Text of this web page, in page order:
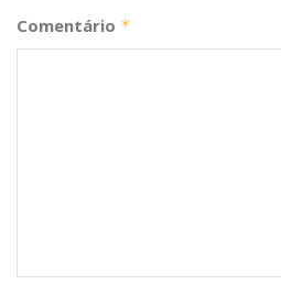
Comentário *